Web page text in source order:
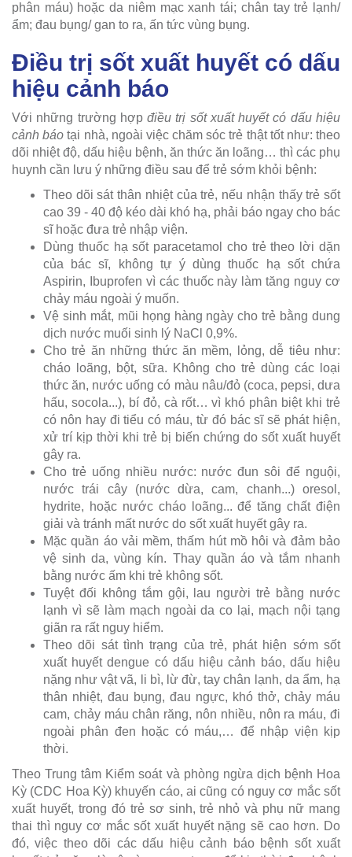
phân máu) hoặc da niêm mạc xanh tái; chân tay trẻ lạnh/
ẩm; đau bụng/ gan to ra, ấn tức vùng bụng.
Điều trị sốt xuất huyết có dấu
hiệu cảnh báo
Với những trường hợpđiều trị sốt xuất huyết có dấu hiệu
cảnh báo tại nhà, ngoài việc chăm sóc trẻ thật tốt như: theo
dõi nhiệt độ, dấu hiệu bệnh, ăn thức ăn loãng… thì các phụ
huynh cần lưu ý những điều sau để trẻ sớm khỏi bệnh:
Theo dõi sát thân nhiệt của trẻ, nếu nhận thấy trẻ sốt
cao 39 - 40 độ kéo dài khó hạ, phải báo ngay cho bác
sĩ hoặc đưa trẻ nhập viện.
Dùng thuốc hạ sốt paracetamol cho trẻ theo lời dặn
của bác sĩ, không tự ý dùng thuốc hạ sốt chứa
Aspirin, Ibuprofen vì các thuốc này làm tăng nguy cơ
chảy máu ngoài ý muốn.
Vệ sinh mắt, mũi họng hàng ngày cho trẻ bằng dung
dịch nước muối sinh lý NaCl 0,9%.
Cho trẻ ăn những thức ăn mềm, lỏng, dễ tiêu như:
cháo loãng, bột, sữa. Không cho trẻ dùng các loại
thức ăn, nước uống có màu nâu/đỏ (coca, pepsi, dưa
hấu, socola...), bí đỏ, cà rốt… vì khó phân biệt khi trẻ
có nôn hay đi tiểu có máu, từ đó bác sĩ sẽ phát hiện,
xử trí kịp thời khi trẻ bị biến chứng do sốt xuất huyết
gây ra.
Cho trẻ uống nhiều nước: nước đun sôi để nguội,
nước trái cây (nước dừa, cam, chanh...) oresol,
hydrite, hoặc nước cháo loãng... để tăng chất điện
giải và tránh mất nước do sốt xuất huyết gây ra.
Mặc quần áo vải mềm, thấm hút mồ hôi và đảm bảo
vệ sinh da, vùng kín. Thay quần áo và tắm nhanh
bằng nước ấm khi trẻ không sốt.
Tuyệt đối không tắm gội, lau người trẻ bằng nước
lạnh vì sẽ làm mạch ngoài da co lại, mạch nội tạng
giãn ra rất nguy hiểm.
Theo dõi sát tình trạng của trẻ, phát hiện sớm sốt
xuất huyết dengue có dấu hiệu cảnh báo, dấu hiệu
nặng như vật vã, li bì, lừ đừ, tay chân lạnh, da ẩm, hạ
thân nhiệt, đau bụng, đau ngực, khó thở, chảy máu
cam, chảy máu chân răng, nôn nhiều, nôn ra máu, đi
ngoài phân đen hoặc có máu,… để nhập viện kịp
thời.
Theo Trung tâm Kiểm soát và phòng ngừa dịch bệnh Hoa
Kỳ (CDC Hoa Kỳ) khuyến cáo, ai cũng có nguy cơ mắc sốt
xuất huyết, trong đó trẻ sơ sinh, trẻ nhỏ và phụ nữ mang
thai thì nguy cơ mắc sốt xuất huyết nặng sẽ cao hơn. Do
đó, việc theo dõi các dấu hiệu cảnh báo bệnh sốt xuất